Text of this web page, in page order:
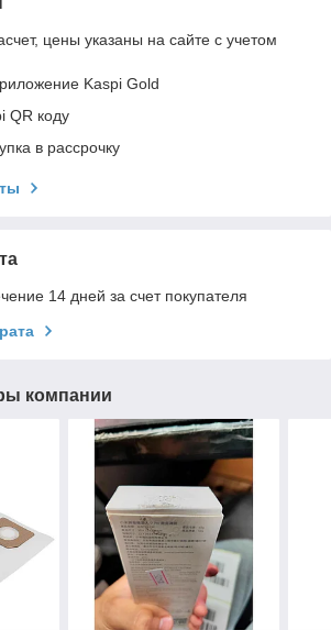
цены указаны на сайте с учетом
Kaspi Gold
QR коду
в рассрочку
14 дней за счет покупателя
компании